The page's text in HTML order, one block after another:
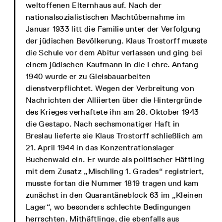
weltoffenen Elternhaus auf. Nach der
nationalsozialistischen Machtübernahme im
Januar 1933 litt die Familie unter der Verfolgung
der jüdischen Bevölkerung. Klaus Trostorff musste
die Schule vor dem Abitur verlassen und ging bei
einem jüdischen Kaufmann in die Lehre. Anfang
1940 wurde er zu Gleisbauarbeiten
dienstverpflichtet. Wegen der Verbreitung von
Nachrichten der Alliierten über die Hintergründe
des Krieges verhaftete ihn am 28. Oktober 1943
die Gestapo. Nach sechsmonatiger Haft in
Breslau lieferte sie Klaus Trostorff schließlich am
21. April 1944 in das Konzentrationslager
Buchenwald ein. Er wurde als politischer Häftling
mit dem Zusatz „Mischling 1. Grades“ registriert,
musste fortan die Nummer 1819 tragen und kam
zunächst in den Quarantäneblock 63 im „Kleinen
Lager“, wo besonders schlechte Bedingungen
herrschten. Mithäftlinge, die ebenfalls aus